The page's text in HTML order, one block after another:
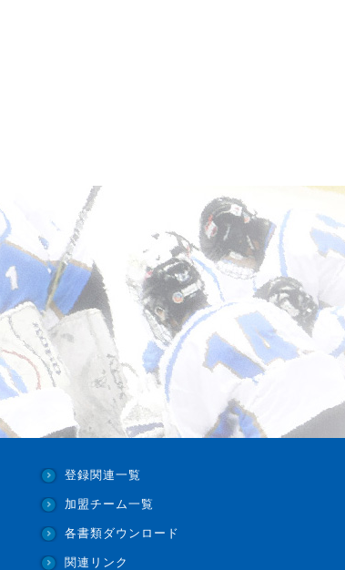
登録関連一覧
加盟チーム一覧
各書類ダウンロード
関連リンク